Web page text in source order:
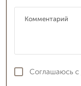
Соглашаюсь с